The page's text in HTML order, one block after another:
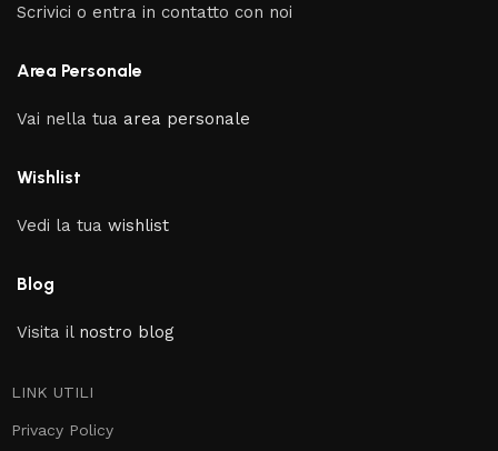
Scrivici o entra in contatto con noi
Area Personale
Vai nella tua area personale
Wishlist
Vedi la tuawishlist
Blog
Visita il nostro blog
LINK UTILI
Privacy Policy